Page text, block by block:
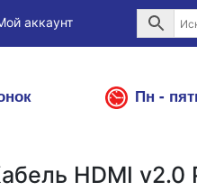
аккаунт
Пн -
HDMI